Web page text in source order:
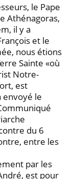
le Pape
Athénagoras,
il y a
et le
nous étions
Sainte «où
Notre-
est
envoyé le
du 6
entre les
par les
est pour